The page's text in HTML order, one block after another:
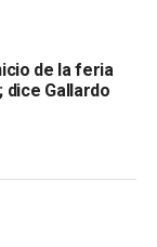
más
más del
a
se garantiza
de la feria
dice Gallardo